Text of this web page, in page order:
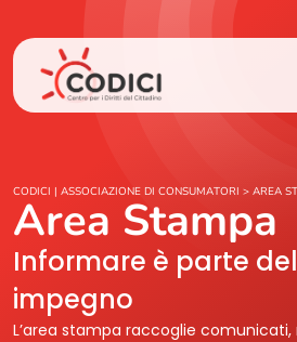
Chi Siamo
Cosa Facciamo
Area Stampa
CODICI | ASSOCIAZIONE DI CONSUMATORI > AREA
Area Stampa
Informare è parte
impegno
L’area stampa raccoglie